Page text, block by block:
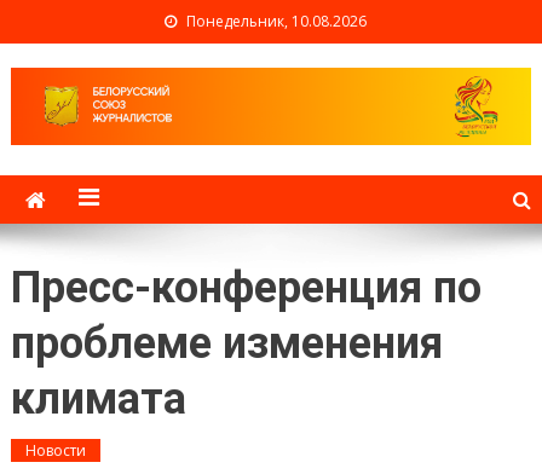
Понедельник, 10.08.2026
Белорусский союз
журналистов
Пресс-конференция по
проблеме изменения
климата
Новости